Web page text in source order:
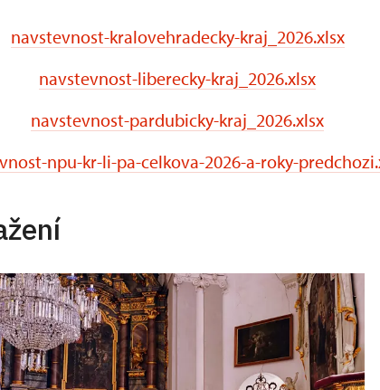
navstevnost-kralovehradecky-kraj_2026.xlsx
navstevnost-liberecky-kraj_2026.xlsx
navstevnost-pardubicky-kraj_2026.xlsx
npu-kr-li-pa-celkova-2026-a-roky-